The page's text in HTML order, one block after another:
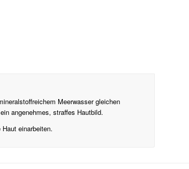
Meerwasser gleichen
angenehmes, straffes Hautbild.
einarbeiten.